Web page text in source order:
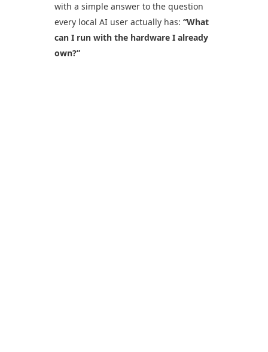
with a simple answer to the question
every local AI user actually has: “What
can I run with the hardware I already
own?”